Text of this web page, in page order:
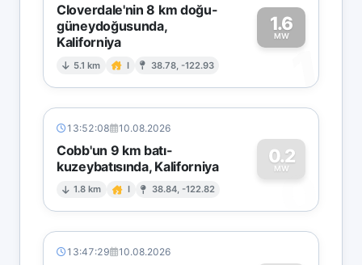
Cloverdale'nin 8 km doğu-
güneydoğusunda,
Kaliforniya
5.1 km I 38.78, -122.93
1.6
MW
1
13:52:08 10.08.2026
Cobb'un 9 km batı-
kuzeybatısında, Kaliforniya
1.8 km I 38.84, -122.82
0.2
MW
0
13:47:29 10.08.2026